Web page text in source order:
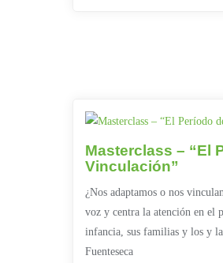
Masterclass – “El
Vinculación”
¿Nos adaptamos o nos
voz y centra la atención en el
infancia, sus familias y los y
Fuenteseca